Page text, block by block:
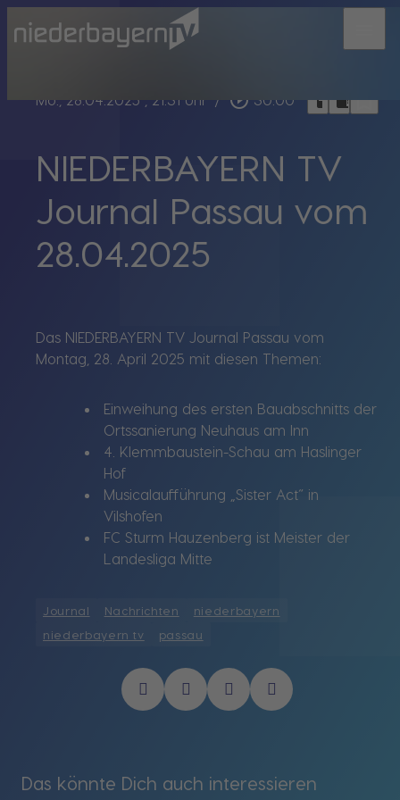
Mo., 28.04.2025 , 21:31 Uhr / play_circle_outline 30:00 headphoneschrome_reader_modebookmark_border
NIEDERBAYERN TV
Journal Passau vom
28.04.2025
Das NIEDERBAYERN TV Journal Passau vom
Montag, 28. April 2025 mit diesen Themen:
Einweihung des ersten Bauabschnitts der
Ortssanierung Neuhaus am Inn
4. Klemmbaustein-Schau am Haslinger
Hof
Musicalaufführung „Sister Act“ in
Vilshofen
FC Sturm Hauzenberg ist Meister der
Landesliga Mitte
Journal Nachrichten
niederbayern
niederbayern tv
passau
Das könnte Dich auch interessieren